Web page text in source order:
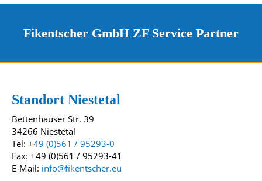
Fikentscher GmbH ZF Service Partner
Standort Niestetal
Bettenhäuser Str. 39
34266 Niestetal
Tel: +49 (0)561 / 95293-0
Fax: +49 (0)561 / 95293-41
E-Mail: info@fikentscher.eu